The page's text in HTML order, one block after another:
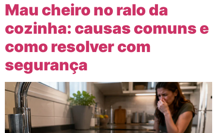
Mau cheiro no ralo da
cozinha: causas comuns e
como resolver com
segurança